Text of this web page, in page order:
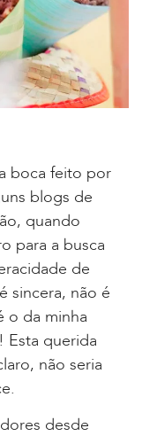
boca feito por
blogs de
quando
para a busca
de
sincera, não é
o da minha
Esta querida
não seria
desde